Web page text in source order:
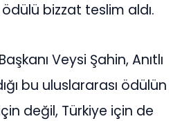
ödülü bizzat teslim aldı.
Veysi Şahin, Anıtlı
bu uluslararası ödülün
değil, Türkiye için de